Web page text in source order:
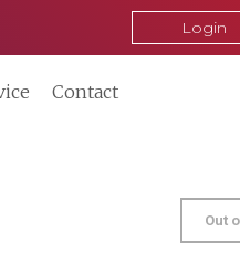
Login
Contact
Out